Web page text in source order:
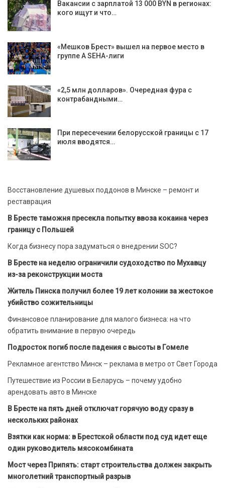
Вакансии с зарплатой 13 000 BYN в регионах:
кого ищут и что…
«Мешков Брест» вышел на первое место в
группе А SEHA-лиги
«2,5 млн долларов». Очередная фура с
контрабандными…
При пересечении белорусской границы с 17
июля вводятся…
Восстановление душевых поддонов в Минске – ремонт и
реставрация
В Бресте таможня пресекла попытку ввоза кокаина через
границу с Польшей
Когда бизнесу пора задуматься о внедрении SOC?
В Бресте на неделю ограничили судоходство по Мухавцу
из-за реконструкции моста
Житель Пинска получил более 19 лет колонии за жестокое
убийство сожительницы
Финансовое планирование для малого бизнеса: на что
обратить внимание в первую очередь
Подросток погиб после падения с высоты в Гомеле
Рекламное агентство Минск – реклама в метро от Свет Города
Путешествие из России в Беларусь – почему удобно
арендовать авто в Минске
В Бресте на пять дней отключат горячую воду сразу в
нескольких районах
Взятки как норма: в Брестской области под суд идет еще
один руководитель мясокомбината
Мост через Припять: старт строительства должен закрыть
многолетний транспортный разрыв